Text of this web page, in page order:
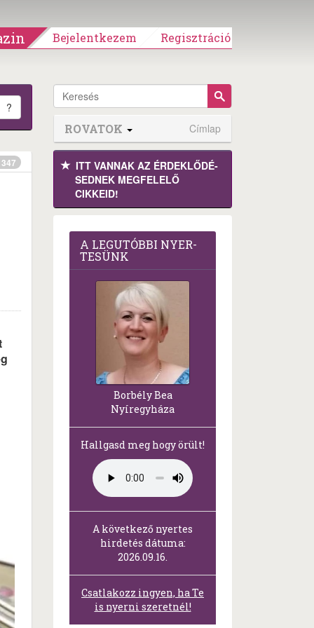
Bejelentkezem Regisztráció
?
347
ROVATOK Címlap
ITT VANNAK AZ ÉRDEK­LŐDÉ­
SEDNEK MEGFE­LELŐ
CIKKEID!
A LEG­U­TÓB­BI NYER­
TE­SÜNK
Borbély Bea
Nyíregyháza
Hallgasd meg hogy örült!
A következő nyertes
hirdetés dátuma:
2026.09.16.
Csatlakozz ingyen, ha Te
is nyerni szeretnél!